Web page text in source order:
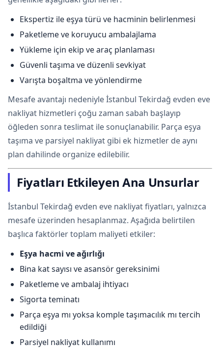
Ekspertiz ile eşya türü ve hacminin belirlenmesi
Paketleme ve koruyucu ambalajlama
Yükleme için ekip ve araç planlaması
Güvenli taşıma ve düzenli sevkiyat
Varışta boşaltma ve yönlendirme
Mesafe avantajı nedeniyle İstanbul Tekirdağ evden eve
nakliyat hizmetleri çoğu zaman sabah başlayıp
öğleden sonra teslimat ile sonuçlanabilir. Parça eşya
taşıma ve parsiyel nakliyat gibi ek hizmetler de aynı
plan dahilinde organize edilebilir.
Fiyatları Etkileyen Ana Unsurlar
İstanbul Tekirdağ evden eve nakliyat fiyatları, yalnızca
mesafe üzerinden hesaplanmaz. Aşağıda belirtilen
başlıca faktörler toplam maliyeti etkiler:
Eşya hacmi ve ağırlığı
Bina kat sayısı ve asansör gereksinimi
Paketleme ve ambalaj ihtiyacı
Sigorta teminatı
Parça eşya mı yoksa komple taşımacılık mı tercih
edildiği
Parsiyel nakliyat kullanımı